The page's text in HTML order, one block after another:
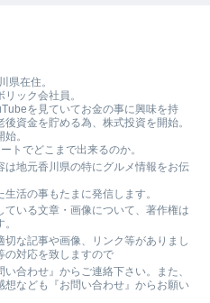
県在住。
ック会社員。
を見ていてお金の事に興味を持
後資金を貯める為、株式投資を開始。
。
トでどこまで出来るのか。
は地元香川県の特にグルメ情報をお伝
活の事もたまに発信します。
ている文章・画像について、著作権は
切な記事や画像、リンク等がありまし
の対応を致しますので
い合わせ』からご連絡下さい。また、
想なども『お問い合わせ』からお願い